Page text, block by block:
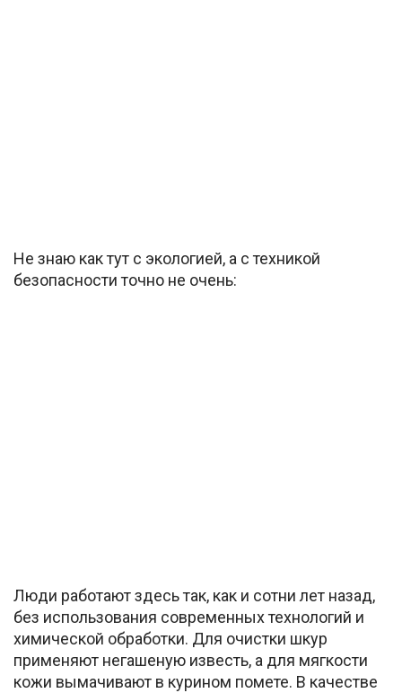
Не знаю как тут с экологией, а с техникой
безопасности точно не очень:
Люди работают здесь так, как и сотни лет назад,
без использования современных технологий и
химической обработки. Для очистки шкур
применяют негашеную известь, а для мягкости
кожи вымачивают в курином помете. В качестве